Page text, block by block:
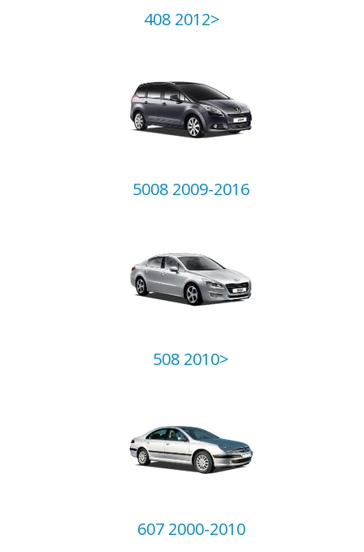
408 2012>
5008 2009-2016
508 2010>
607 2000-2010